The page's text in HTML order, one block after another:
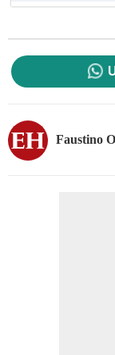
Faustino